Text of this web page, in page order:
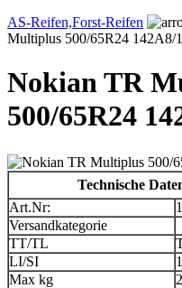
AS-Reifen,Forst-Reifen
Multiplus 500/65R24 142A8/
Nokian TR
500/65R24
Technische
Art.Nr:
Versandkategorie
TT/TL
LI/SI
Max kg